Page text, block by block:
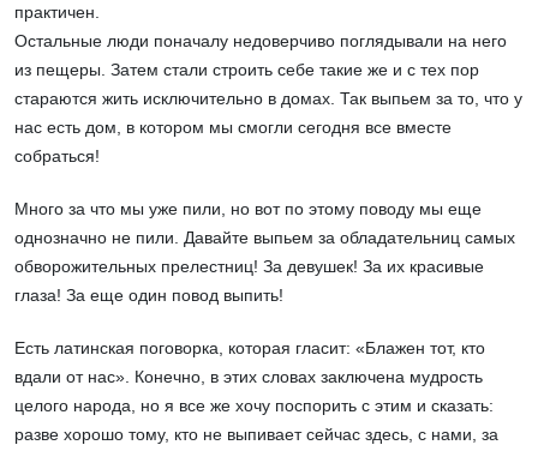
практичен.
Остальные люди поначалу недоверчиво поглядывали на него
из пещеры. Затем стали строить себе такие же и с тех пор
стараются жить исключительно в домах. Так выпьем за то, что у
нас есть дом, в котором мы смогли сегодня все вместе
собраться!
Много за что мы уже пили, но вот по этому поводу мы еще
однозначно не пили. Давайте выпьем за обладательниц самых
обворожительных прелестниц! За девушек! За их красивые
глаза! За еще один повод выпить!
Есть латинская поговорка, которая гласит: «Блажен тот, кто
вдали от нас». Конечно, в этих словах заключена мудрость
целого народа, но я все же хочу поспорить с этим и сказать:
разве хорошо тому, кто не выпивает сейчас здесь, с нами, за